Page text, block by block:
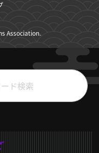
Association.